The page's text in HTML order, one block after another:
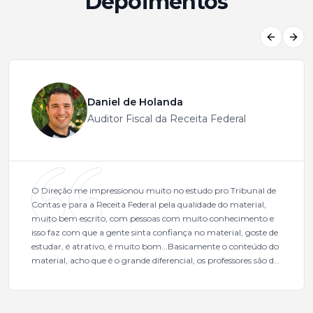
Daniel de Holanda
Auditor Fiscal da Receita Federal
O Direção me impressionou muito no estudo pro Tribunal de
Contas e para a Receita Federal pela qualidade do material,
muito bem escrito, com pessoas com muito conhecimento e
isso faz com que a gente sinta confiança no material, goste de
estudar, é atrativo, é muito bom...Basicamente o conteúdo do
material, acho que é o grande diferencial, os professores são de
mais excelentes cargos da administração pública.Eu sempre